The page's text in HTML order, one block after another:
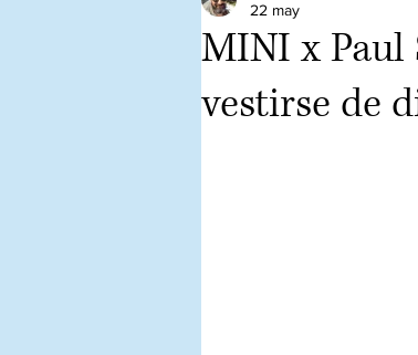
MINI x
vestirse de
22 may